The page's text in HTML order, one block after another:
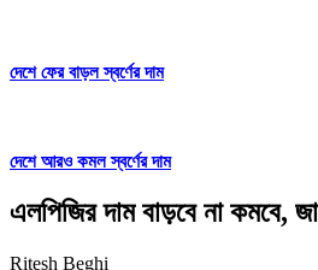
দেশে ফের বাড়ল স্বর্ণের দাম
দেশে আরও কমল স্বর্ণের দাম
এলপিজির দাম বাড়বে না কমবে,
Ritesh Beghi